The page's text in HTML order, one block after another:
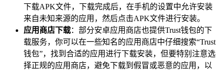
下载APK文件，下载完成后，在手机的设置中允许安装
来自未知来源的应用，然后点击APK文件进行安装。
应用商店下载：部分安卓应用商店也提供Trust钱包的下
载服务，你可以在一些知名的应用商店中仔细搜索“Trust
钱包”，找到合适的应用进行下载安装，但要特别注意选
择正规的应用商店，避免下载到假冒或恶意的应用，以